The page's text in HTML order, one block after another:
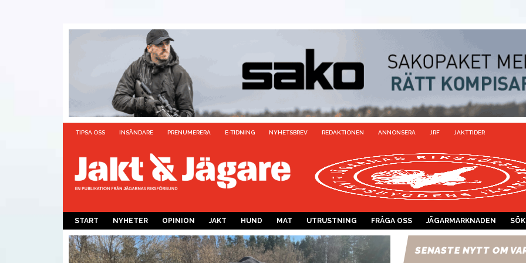
TIPSA OSS INSÄNDARE PRENUMERERA E-TIDNING NYHETSBREV REDAKTIONEN ANNONSERA JRF JAKTTIDER
START NYHETER OPINION JAKT HUND MAT UTRUSTNING FRÅGA OSS JÄGARMARKNADEN SÖK
SENASTE NYTT OM